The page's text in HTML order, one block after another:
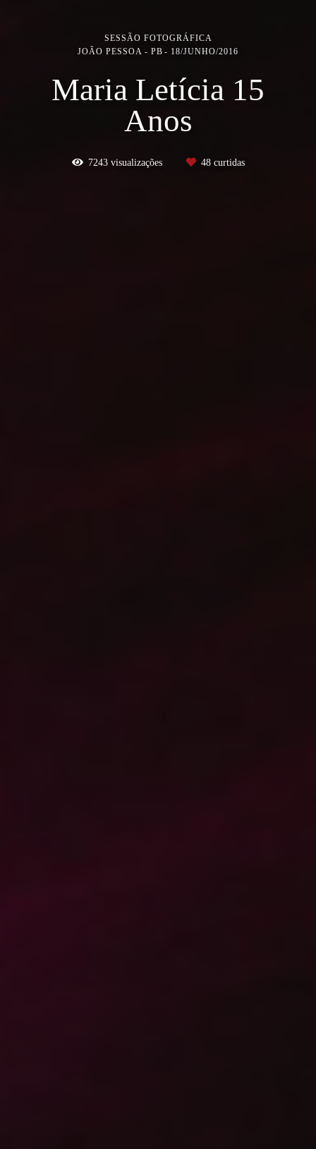
SESSÃO FOTOGRÁFICA
JOÃO PESSOA - PB
18/JUNHO/2016
Maria Letícia 15
Anos
7243visualizações 48curtidas